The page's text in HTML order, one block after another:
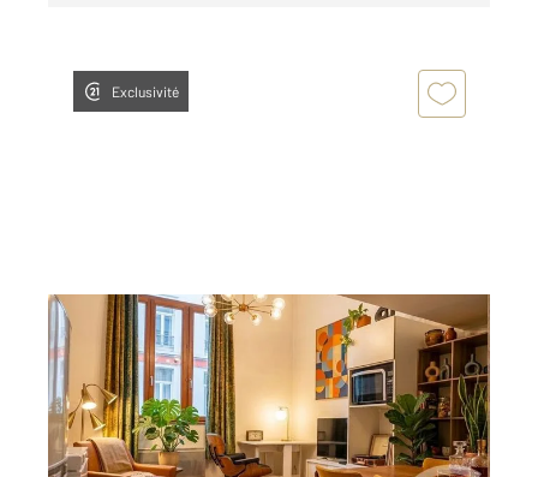
Exclusivité
LYON 69006
42 m 2, 2 pièces
Ref : 134662
Appartement T2 à vendre
184 000 €